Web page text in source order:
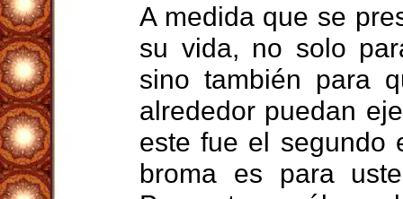
A medida que se
su vida, no solo
sino también para
alrededor puedan
este fue el segundo
broma es para